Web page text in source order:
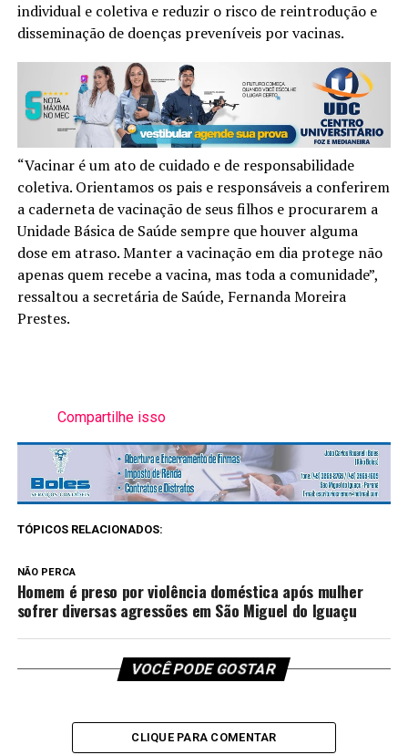
individual e coletiva e reduzir o risco de reintrodução e
disseminação de doenças preveníveis por vacinas.
“Vacinar é um ato de cuidado e de responsabilidade
coletiva. Orientamos os pais e responsáveis a conferirem
a caderneta de vacinação de seus filhos e procurarem a
Unidade Básica de Saúde sempre que houver alguma
dose em atraso. Manter a vacinação em dia protege não
apenas quem recebe a vacina, mas toda a comunidade”,
ressaltou a secretária de Saúde, Fernanda Moreira
Prestes.
Compartilhe isso
TÓPICOS RELACIONADOS:
NÃO PERCA
Homem é preso por violência doméstica após mulher
sofrer diversas agressões em São Miguel do Iguaçu
VOCÊ PODE GOSTAR
CLIQUE PARA COMENTAR